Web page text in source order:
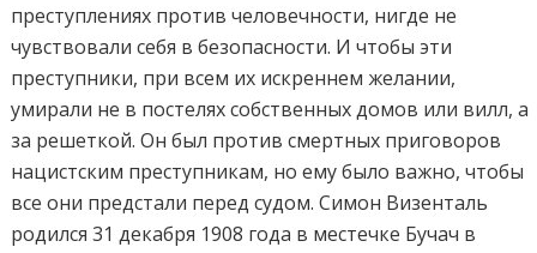
преступлениях против человечности, нигде не
чувствовали себя в безопасности. И чтобы эти
преступники, при всем их искреннем желании,
умирали не в постелях собственных домов или вилл, а
за решеткой. Он был против смертных приговоров
нацистским преступникам, но ему было важно, чтобы
все они предстали перед судом. Симон Визенталь
родился 31 декабря 1908 года в местечке Бучач в